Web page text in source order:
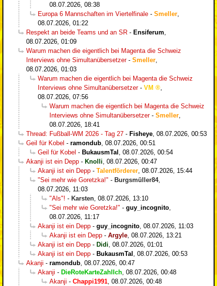
08.07.2026, 08:38
Europa 6 Mannschaften im Viertelfinale - Smeller
08.07.2026, 01:22
Respekt an beide Teams und an SR - Ensiferum
08.07.2026, 01:09
Warum machen die eigentlich bei Magenta die Schweiz
Interviews ohne Simultanübersetzer- Smeller
08.07.2026, 01:03
Warum machen die eigentlich bei Magenta die Schweiz
Interviews ohne Simultanübersetzer- VM
08.07.2026, 07:56
Warum machen die eigentlich bei Magenta die Schweiz
Interviews ohne Simultanübersetzer- Smeller
08.07.2026, 18:41
Thread: Fußball-WM 2026 - Tag 27 - Fisheye 08.07.2026, 00:53
Geil für Kobel - ramondub 08.07.2026, 00:51
Geil für Kobel - BukausmTal
08.07.2026, 00:54
Akanji ist ein Depp - Knolli 08.07.2026, 00:47
Akanji ist ein Depp - Talentförderer 08.07.2026, 15:44
"Sei mehr wie Goretzka!" - Burgsmüller84,
08.07.2026, 11:03
"Als"! - Karsten 08.07.2026, 13:10
"Sei mehr wie Goretzka!" - guy_incognito
08.07.2026, 11:17
Akanji ist ein Depp - guy_incognito 08.07.2026, 11:03
Akanji ist ein Depp - Argyle 08.07.2026, 13:21
Akanji ist ein Depp - Didi 08.07.2026, 01:01
Akanji ist ein Depp - BukausmTal
08.07.2026, 00:53
Akanji - ramondub 08.07.2026, 00:47
Akanji - DieRoteKarteZahlIch 08.07.2026, 00:48
Akanji - Chappi1991 08.07.2026, 00:48